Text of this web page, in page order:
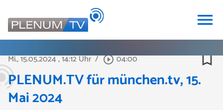
menu
Mi., 15.05.2024, 14:12 Uhr / play_circle_outline04:00 bookmark_border
PLENUM.TV für münchen.tv, 15.
Mai 2024